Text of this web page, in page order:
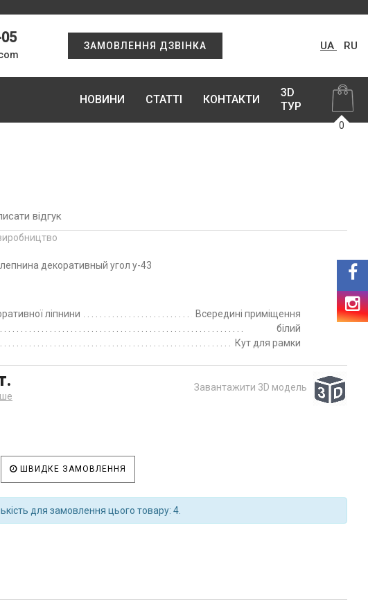
ЗАМОВЛЕННЯ ДЗВІНКА UA RU
НОВИНИ СТАТТІ КОНТАКТИ
3D
ТУР
0
відгук
декоративный угол у-43
ліпнини
Всередині приміщення
білий
Кут для рамки
Завантажити 3D модель
ШВИДКЕ ЗАМОВЛЕННЯ
для замовлення цього товару: 4.